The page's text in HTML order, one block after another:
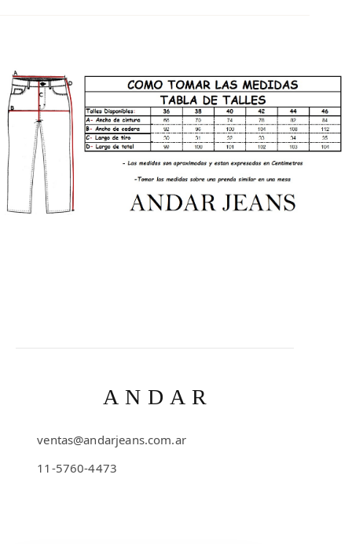
ANDAR
ventas@andarjeans.com.ar
11-5760-4473